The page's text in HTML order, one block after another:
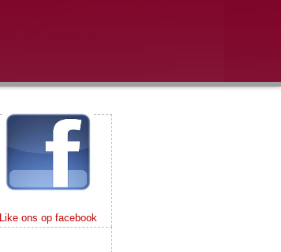
Like ons op facebook